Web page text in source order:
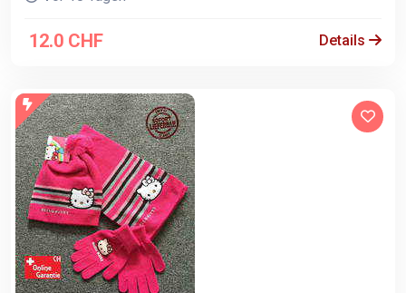
12.0 CHF Details